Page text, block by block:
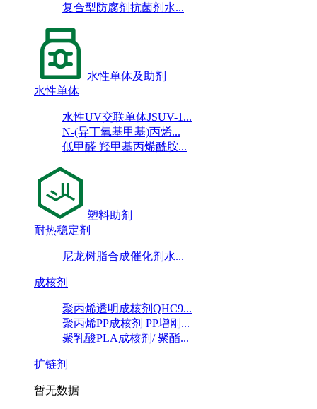
复合型防腐剂抗菌剂水...
水性单体及助剂
水性单体
水性UV交联单体JSUV-1...
N-(异丁氧基甲基)丙烯...
低甲醛 羟甲基丙烯酰胺...
塑料助剂
耐热稳定剂
尼龙树脂合成催化剂水...
成核剂
聚丙烯透明成核剂QHC9...
聚丙烯PP成核剂 PP增刚...
聚乳酸PLA成核剂/ 聚酯...
扩链剂
暂无数据